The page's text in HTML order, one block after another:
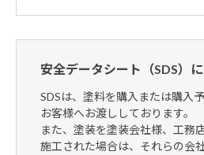
安全データシート（SDS）
SDSは、塗料を購入または購入
お客様へお渡ししております。
また、塗装を塗装会社様、工務
施工された場合は、それらの会